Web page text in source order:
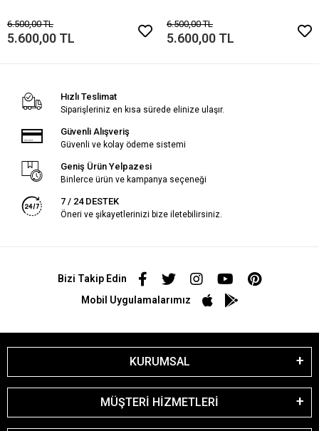
6.500,00 TL
5.600,00 TL
6.500,00 TL
5.600,00 TL
Hızlı Teslimat
Siparişleriniz en kısa sürede elinize ulaşır.
Güvenli Alışveriş
Güvenli ve kolay ödeme sistemi
Geniş Ürün Yelpazesi
Binlerce ürün ve kampanya seçeneği
7 / 24 DESTEK
Öneri ve şikayetlerinizi bize iletebilirsiniz.
Bizi Takip Edin
Mobil Uygulamalarımız
KURUMSAL
MÜŞTERİ HİZMETLERİ